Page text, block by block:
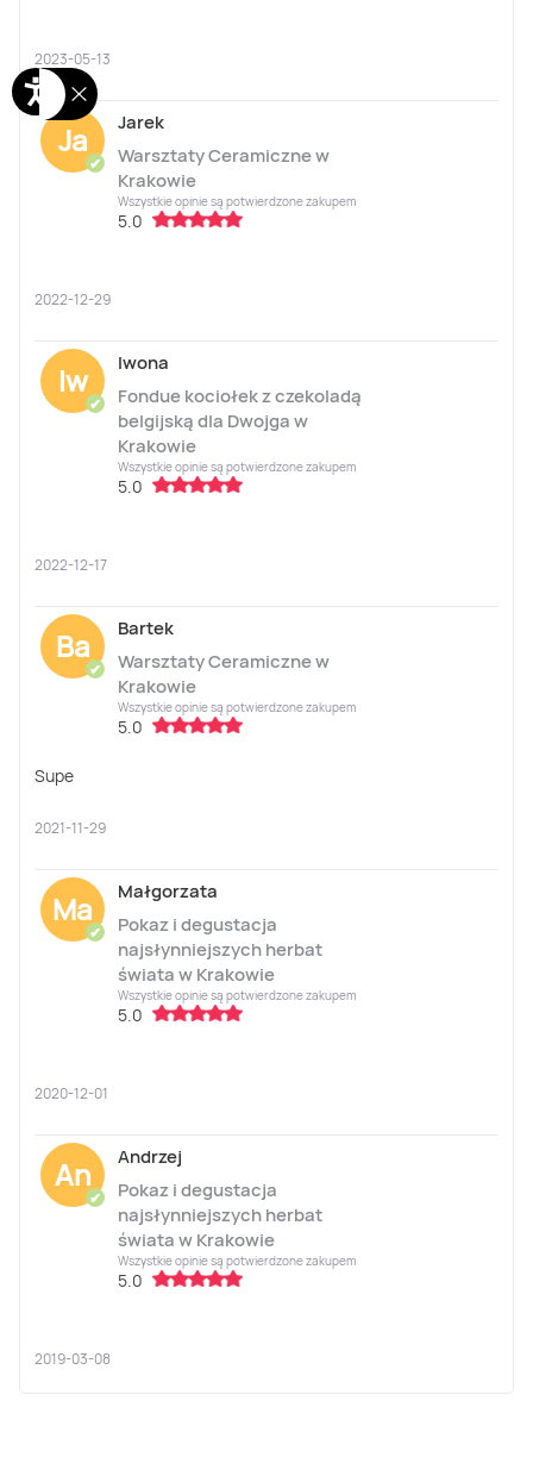
2023-05-13
Ja
✔
Jarek
Warsztaty Ceramiczne w
Krakowie
Wszystkie opinie są potwierdzone zakupem
5.0
2022-12-29
Iw
✔
Iwona
Fondue kociołek z czekoladą
belgijską dla Dwojga w
Krakowie
Wszystkie opinie są potwierdzone zakupem
5.0
2022-12-17
Ba
✔
Bartek
Warsztaty Ceramiczne w
Krakowie
Wszystkie opinie są potwierdzone zakupem
5.0
Supe
2021-11-29
Ma
✔
Małgorzata
Pokaz i degustacja
najsłynniejszych herbat
świata w Krakowie
Wszystkie opinie są potwierdzone zakupem
5.0
2020-12-01
An
✔
Andrzej
Pokaz i degustacja
najsłynniejszych herbat
świata w Krakowie
Wszystkie opinie są potwierdzone zakupem
5.0
2019-03-08